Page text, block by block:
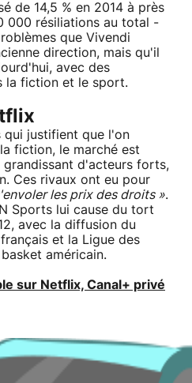
de 14,5 % en 2014 à près
000 résiliations au total -
que Vivendi
direction, mais qu'il
avec des
la fiction et le sport.
qui justifient que l'on
fiction, le marché est
d'acteurs forts,
Ces rivaux ont eu pour
les prix des droits ».
Sports lui cause du tort
avec la diffusion du
et la Ligue des
américain.
sur Netflix, Canal+ privé